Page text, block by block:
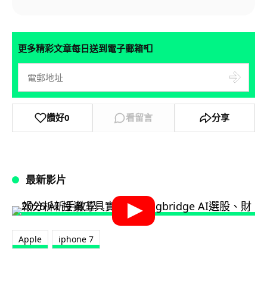
更多精彩文章每日送到電子郵箱📮
讚好0 看留言 分享
最新影片
Apple iphone 7